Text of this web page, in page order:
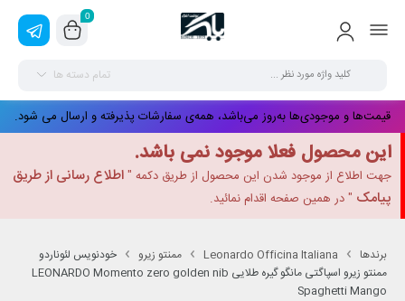
0
تمام دسته ها
قیمت‌ها و موجودی‌ها به‌روز می‌باشد، همه‌ی سفارشات پذیرفته و ارسال می شود.
این محصول فعلا موجود نمی باشد.
جهت اطلاع از موجود شدن این محصول از طریق دکمه "اطلاع رسانی از طریق
پیامک " در همین صفحه اقدام نمائید.
برندها Leonardo Officina Italiana ممنتو زیرو
خودنویس لئوناردو
ممنتو زیرو اسپاگتی مانگو گیره طلایی LEONARDO Momento zero golden nib
Spaghetti Mango